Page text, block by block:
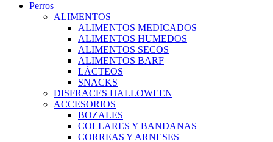
Perros
ALIMENTOS
ALIMENTOS MEDICADOS
ALIMENTOS HUMEDOS
ALIMENTOS SECOS
ALIMENTOS BARF
LÁCTEOS
SNACKS
DISFRACES HALLOWEEN
ACCESORIOS
BOZALES
COLLARES Y BANDANAS
CORREAS Y ARNESES